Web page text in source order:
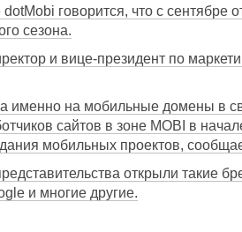
говорится, что с сентябре
сезона.
и вице-президент по
именно на мобильные домены в
сайтов в зоне MOBI в
мобильных проектов,
открыли такие
и многие другие.